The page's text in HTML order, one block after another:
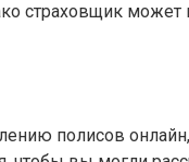
страховщик
полисов